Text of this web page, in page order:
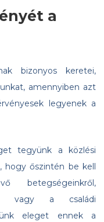
a
bizonyos keretei,
amennyiben azt
legyenek a
tegyünk a közlési
őszintén be kell
betegségeinkről,
vagy a családi
eleget ennek a